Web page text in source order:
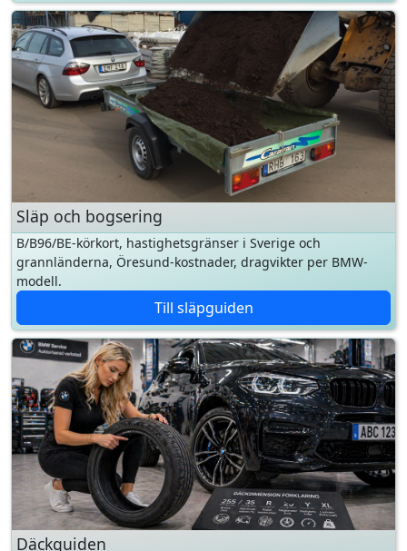
Släp och bogsering
B/B96/BE-körkort, hastighetsgränser i Sverige och
grannländerna, Öresund-kostnader, dragvikter per BMW-
modell.
Till släpguiden
Däckguiden
Fabrikdimensioner per BMW-modell, hastighetskoder,
staggered vs square, plus-/minus-sizing och
vinterdäcksrekommendationer.